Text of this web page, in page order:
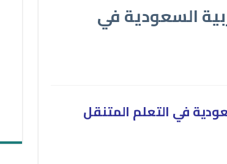
السعودية في
في التعلم المتنقل